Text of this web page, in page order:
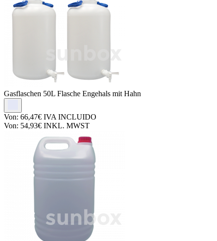
Gasflaschen 50L Flasche Engehals mit Hahn
Von: 66,47€ IVA INCLUIDO
Von: 54,93€ INKL. MWST